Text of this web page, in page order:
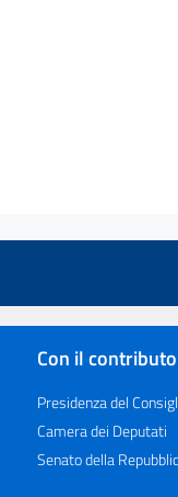
Con il
Presidenza del
Camera dei Deputati
Senato della